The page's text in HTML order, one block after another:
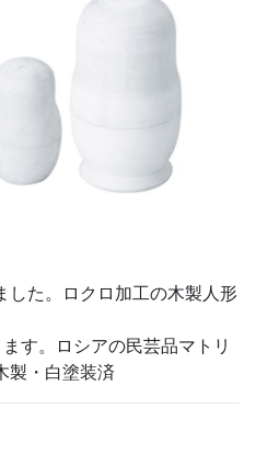
した。ロクロ加工の木製人形
す。ロシアの民芸品マトリ
製・白塗装済